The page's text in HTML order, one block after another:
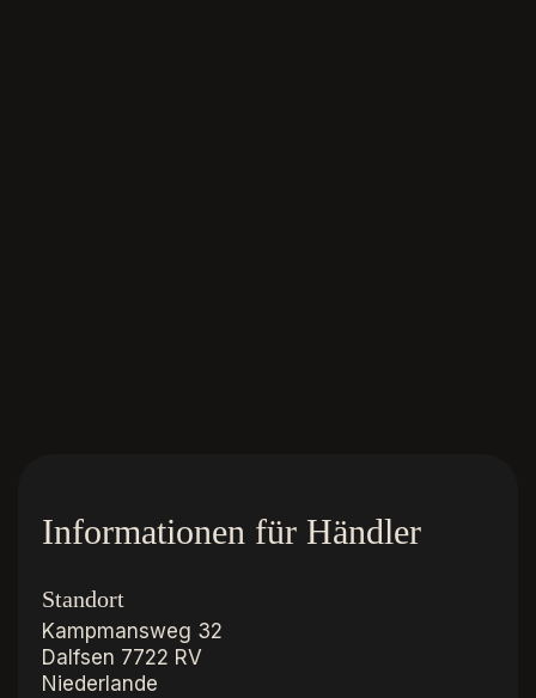
Informationen für Händler
Standort
Kampmansweg 32
Dalfsen 7722 RV
Niederlande